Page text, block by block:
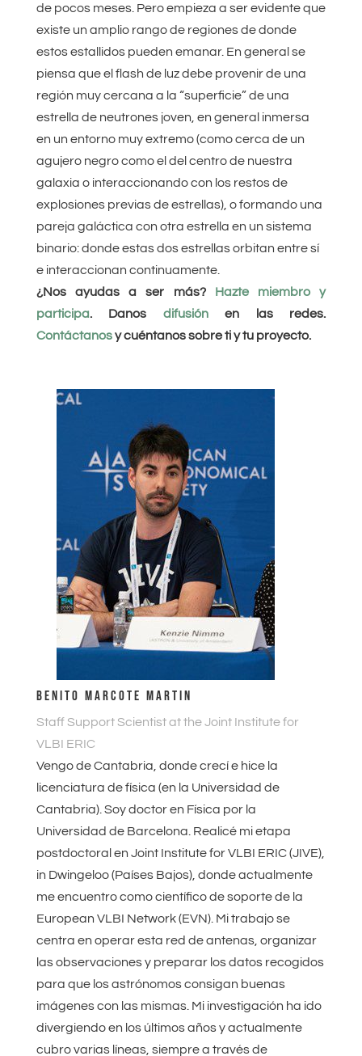
de pocos meses. Pero empieza a ser evidente que
existe un amplio rango de regiones de donde
estos estallidos pueden emanar. En general se
piensa que el flash de luz debe provenir de una
región muy cercana a la “superficie” de una
estrella de neutrones joven, en general inmersa
en un entorno muy extremo (como cerca de un
agujero negro como el del centro de nuestra
galaxia o interaccionando con los restos de
explosiones previas de estrellas), o formando una
pareja galáctica con otra estrella en un sistema
binario: donde estas dos estrellas orbitan entre sí
e interaccionan continuamente.
¿Nos ayudas a ser más? Hazte miembro y
participa. Danos difusiónen las redes.
Contáctanosy cuéntanos sobre ti y tu proyecto.
BENITO MARCOTE MARTIN
Staff Support Scientist at the Joint Institute for
VLBI ERIC
Vengo de Cantabria, donde crecí e hice la
licenciatura de física (en la Universidad de
Cantabria). Soy doctor en Física por la
Universidad de Barcelona. Realicé mi etapa
postdoctoral en Joint Institute for VLBI ERIC (JIVE),
in Dwingeloo (Países Bajos), donde actualmente
me encuentro como científico de soporte de la
European VLBI Network (EVN). Mi trabajo se
centra en operar esta red de antenas, organizar
las observaciones y preparar los datos recogidos
para que los astrónomos consigan buenas
imágenes con las mismas. Mi investigación ha ido
divergiendo en los últimos años y actualmente
cubro varias líneas, siempre a través de